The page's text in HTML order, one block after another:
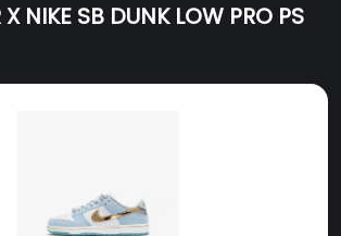
NIKE SB DUNK LOW PRO PS